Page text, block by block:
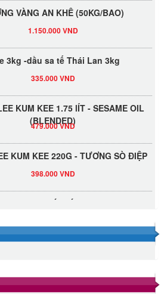
VÀNG AN KHÊ (50KG/BAO)
3kg -dầu sa tế Thái Lan 3kg
KUM KEE 1.75 lÍT - SESAME OIL
(BLENDED)
479.000 VND
KUM KEE 220G - TƯƠNG SÒ ĐIỆP
Đường Thốt Nốt 1kg
phèn hạt Long An 500g